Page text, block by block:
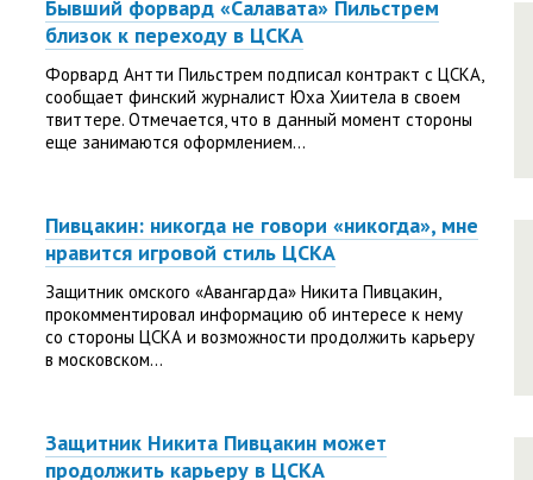
Бывший форвард «Салавата» Пильстрем
близок к переходу в ЦСКА
Форвард Антти Пильстрем подписал контракт с ЦСКА,
сообщает финский журналист Юха Хиитела в своем
твиттере. Отмечается, что в данный момент стороны
еще занимаются оформлением...
Пивцакин: никогда не говори «никогда», мне
нравится игровой стиль ЦСКА
Защитник омского «Авангарда» Никита Пивцакин,
прокомментировал информацию об интересе к нему
со стороны ЦСКА и возможности продолжить карьеру
в московском...
Защитник Никита Пивцакин может
продолжить карьеру в ЦСКА